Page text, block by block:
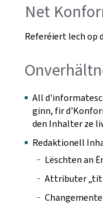
Net
Referéiert Iech op
All
ginn, fir
den Inhalter ze
Redaktionell
Lëschten an
Attributer